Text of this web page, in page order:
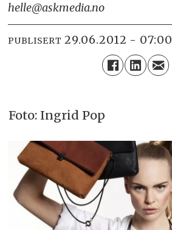
helle@askmedia.no
PUBLISERT 29.06.2012 - 07:00
Foto: Ingrid Pop